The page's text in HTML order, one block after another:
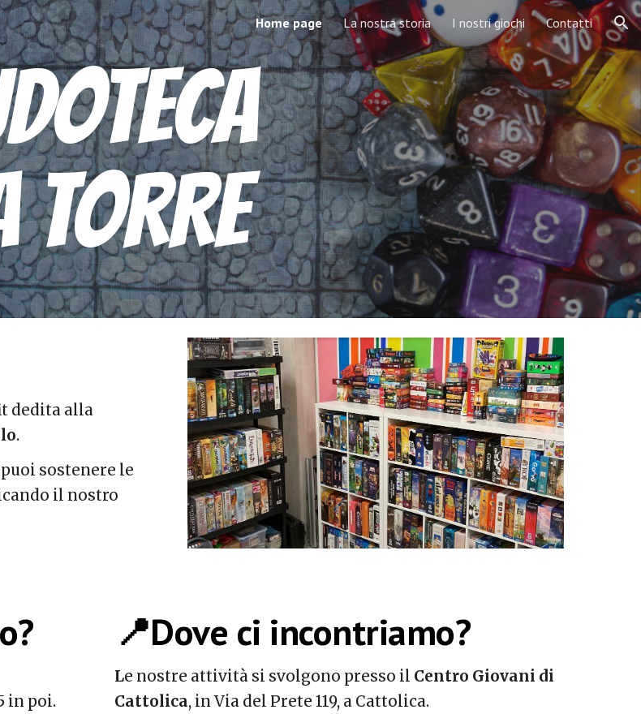
Skip to navigation
Home page La nostra storia I nostri giochi Contatti
TORRE
dedita alla
.
sostenere le
il nostro
in poi.
📍Dove ci incontriamo?
Le nostre attività si svolgono presso il Centro Giovani di
Cattolica, in Via del Prete 119, a Cattolica.